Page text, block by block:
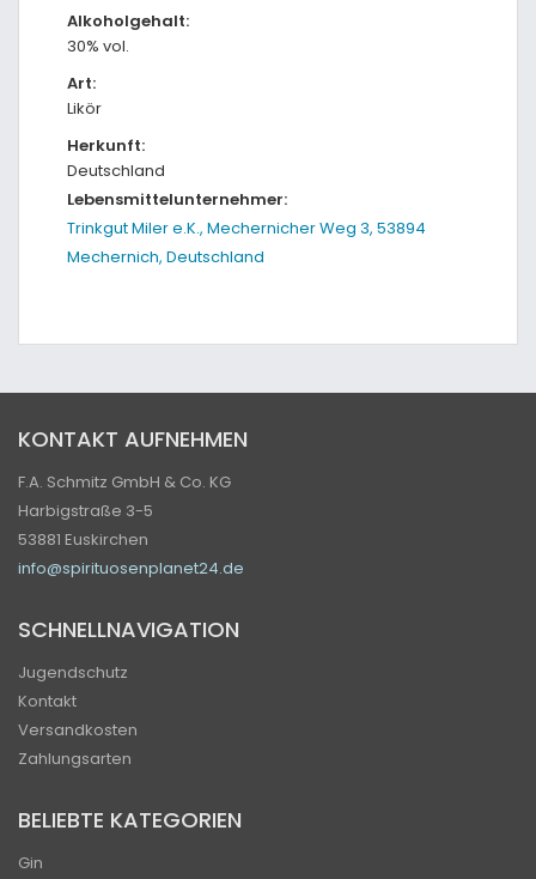
Alkoholgehalt:
30% vol.
Art:
Likör
Herkunft:
Deutschland
Lebensmittelunternehmer:
Trinkgut Miler e.K., Mechernicher Weg 3, 53894
Mechernich, Deutschland
KONTAKT AUFNEHMEN
F.A. Schmitz GmbH & Co. KG
Harbigstraße 3-5
53881 Euskirchen
info@spirituosenplanet24.de
SCHNELLNAVIGATION
Jugendschutz
Kontakt
Versandkosten
Zahlungsarten
BELIEBTE KATEGORIEN
Gin